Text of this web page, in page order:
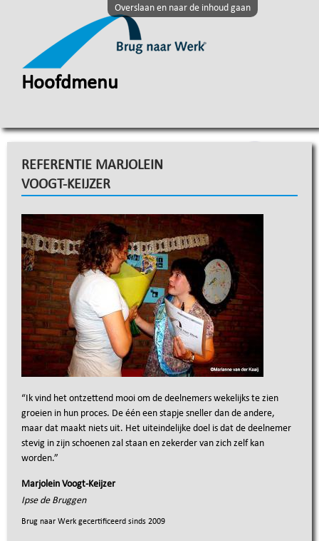
Overslaan en naar de inhoud gaan
Hoofdmenu
REFERENTIE MARJOLEIN
VOOGT-KEIJZER
“Ik vind het ontzettend mooi om de deelnemers wekelijks te zien
groeien in hun proces. De één een stapje sneller dan de andere,
maar dat maakt niets uit. Het uiteindelijke doel is dat de deelnemer
stevig in zijn schoenen zal staan en zekerder van zich zelf kan
worden.”
Marjolein Voogt-Keijzer
Ipse de Bruggen
Brug naar Werk gecertificeerd sinds 2009